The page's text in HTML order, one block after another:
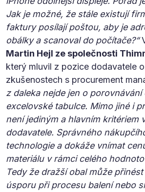
Jak je možné, že stále existují
faktury posílají poštou, aby je
obálky a scanoval do počítače?“
Martin Hejl ze společnosti
který mluvil z pozice dodavatele
zkušenostech s procurement
z daleka nejde jen o porovnávání
excelovské tabulce. Mimo jiné i
není jediným a hlavním kritériem
dodavatele. Správného
technologie a dokáže vnímat
materiálu v rámci celého
Tedy že dražší obal může
úsporu při procesu balení nebo